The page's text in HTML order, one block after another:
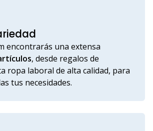
encontrarás una extensa
, desde regalos de
ropa laboral de alta calidad, para
tus necesidades.